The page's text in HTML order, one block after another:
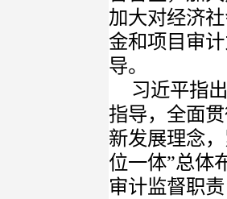
加大对经济
金和项目审
导。
习近平指
指导，全面
新发展理念
位一体”总体
审计监督职